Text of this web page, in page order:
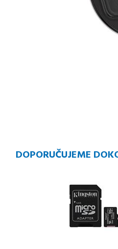
DOPORUČUJEME